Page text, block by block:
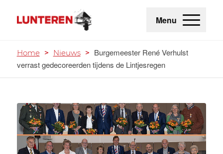
Menu
Home > Nieuws > Burgemeester René Verhulst
verrast gedecoreerden tijdens de Lintjesregen